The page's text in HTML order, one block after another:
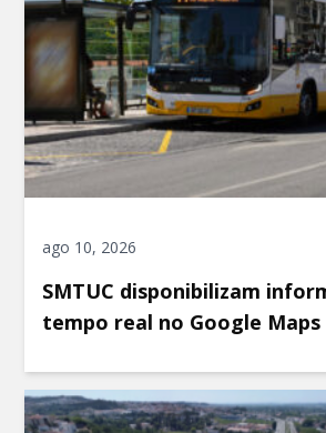
ago 10, 2026
SMTUC disponibilizam
tempo real no Google Maps